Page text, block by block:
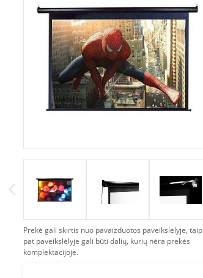
Prekė gali skirtis nuo pavaizduotos paveikslėlyje, taip
pat paveikslėlyje gali būti dalių, kurių nėra prekės
komplektacijoje.